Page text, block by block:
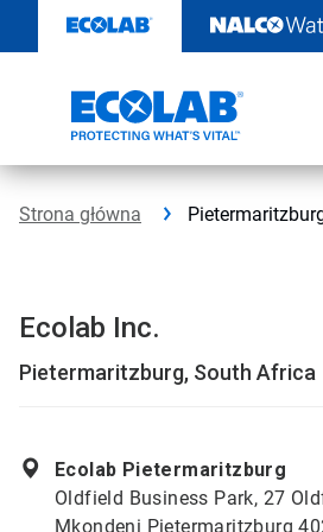
zawartości
Strona główna
Ecolab Inc.
Pietermaritzburg, South Africa
Ecolab Pietermaritzburg
Oldfield Business Park, 27
Mkondeni Pietermaritzburg